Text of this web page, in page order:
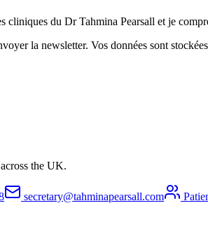
cliniques du Dr Tahmina Pearsall et je
la newsletter. Vos données sont
the UK.
secretary@tahminapearsall.com